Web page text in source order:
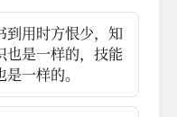
到用时方恨少，知
也是一样的，技能
是一样的。